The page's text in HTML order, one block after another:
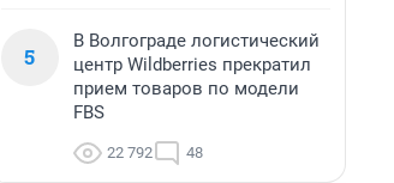
5
В Волгограде логистический
центр Wildberries прекратил
прием товаров по модели
FBS
22 792 48